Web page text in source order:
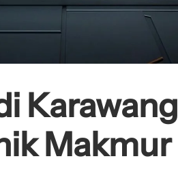
Karawang
Makmur